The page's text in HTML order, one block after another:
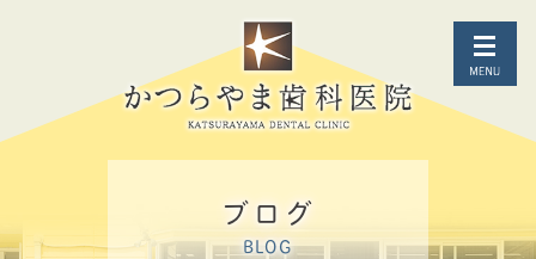
ブログ
BLOG